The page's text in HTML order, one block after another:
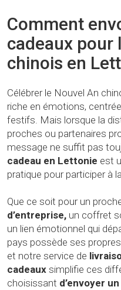
Comment
cadeaux pour
chinois en
Célébrer le Nouvel An
riche en émotions,
festifs. Mais lorsque la
proches ou partenaires
message ne suffit pas
cadeau en Lettonie est
pratique pour participer à
Que ce soit pour un
d’entreprise, un coffret
un lien émotionnel qui
pays possède ses
et notre service de
cadeaux simplifie ces
choisissant d’envoyer